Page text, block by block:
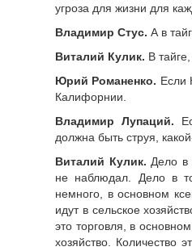
угроза для жизни для
Владимир Стус. А в
Виталий Кулик. В тайге,
Юрий Романенко. Если
Калифорнии.
Владимир Лупаций.
должна быть струя,
Виталий Кулик. Дело в
не наблюдал. Дело в
немного, в основном
идут в сельское
это торговля, в
хозяйство. Количество